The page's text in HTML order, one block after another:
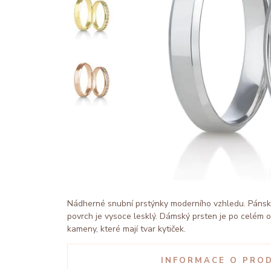
Nádherné snubní prstýnky moderního vzhledu.
povrch je vysoce lesklý. Dámský prsten je po celém
kameny, které mají tvar kytiček.
INFORMACE O